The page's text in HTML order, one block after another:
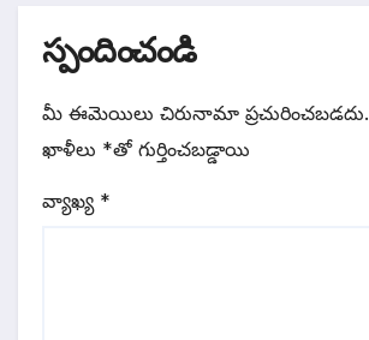
స్పందించండి
మీ ఈమెయిలు చిరునామా ప్రచురించబడదు.
ఖాళీలు *‌తో గుర్తించబడ్డాయి
వ్యాఖ్య *